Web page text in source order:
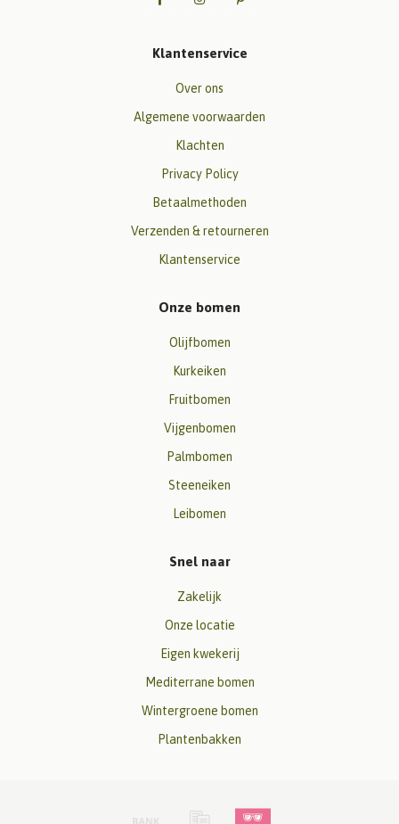
Klantenservice
Over ons
Algemene voorwaarden
Klachten
Privacy Policy
Betaalmethoden
Verzenden & retourneren
Klantenservice
Onze bomen
Olijfbomen
Kurkeiken
Fruitbomen
Vijgenbomen
Palmbomen
Steeneiken
Leibomen
Snel naar
Zakelijk
Onze locatie
Eigen kwekerij
Mediterrane bomen
Wintergroene bomen
Plantenbakken